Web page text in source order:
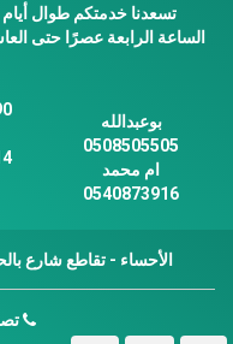
تسعدنا خدمتكم طوال
الساعة الرابعة عصرًا حتى
بوعبدالله
0508505505
ام محمد
0540873916
الأحساء - تقاطع شارع